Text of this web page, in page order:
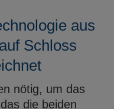
aus
Schloss
nötig, um das
die beiden